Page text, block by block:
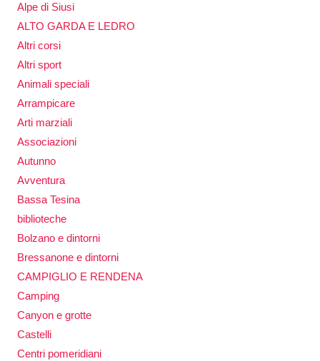
Alpe di Siusi
ALTO GARDA E LEDRO
Altri corsi
Altri sport
Animali speciali
Arrampicare
Arti marziali
Associazioni
Autunno
Avventura
Bassa Tesina
biblioteche
Bolzano e dintorni
Bressanone e dintorni
CAMPIGLIO E RENDENA
Camping
Canyon e grotte
Castelli
Centri pomeridiani